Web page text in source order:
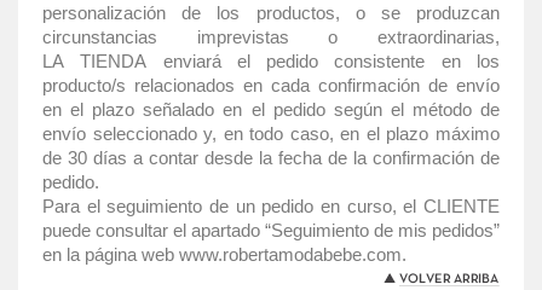
personalización de los productos, o se produzcan
circunstancias imprevistas o extraordinarias,
LATIENDA enviará el pedido consistente en los
producto/s relacionados en cada confirmación de envío
en el plazo señalado en el pedido según el método de
envío seleccionado y, en todo caso, en el plazo máximo
de 30 días a contar desde la fecha de la confirmación de
pedido.
Para el seguimiento de un pedido en curso, el CLIENTE
puede consultar el apartado “Seguimiento de mis pedidos”
en la página web www.robertamodabebe.com.